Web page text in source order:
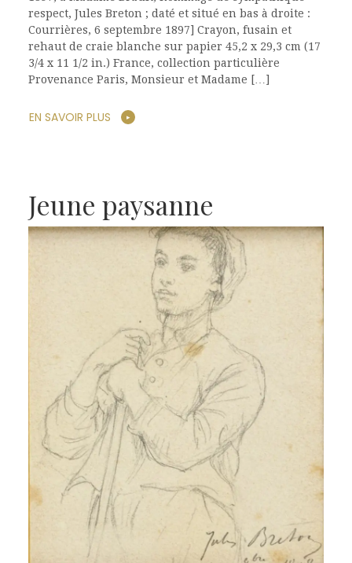
respect, Jules Breton ; daté et situé en bas à droite :
Courrières, 6 septembre 1897] Crayon, fusain et
rehaut de craie blanche sur papier 45,2 x 29,3 cm (17
3/4 x 11 1/2 in.) France, collection particulière
Provenance Paris, Monsieur et Madame […]
EN SAVOIR PLUS
Jeune paysanne